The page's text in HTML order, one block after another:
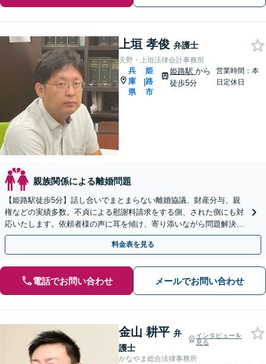
上垣 孝俊 弁護士
天野・上垣法律会計事務所
兵
庫
県
|
姫
路
市
姫路駅から
徒歩5分
営業時間：本
日定休日
親族関係による離婚問題
【姫路駅徒歩5分】話し合いでまとまらない離婚協議、財産分与、親
権などの実績多数。不貞による慰謝料請求をする側、された側にも対
応いたします。依頼者様の声に耳を傾け、寄り添いながら問題解決に
導きます！【初回相談無料】【子連れ相談OK】
料金表を見る
電話でお問い合わせ メールでお問い合わせ
金山 耕平 弁
護士
インタビューを
見る
かなやま総合法律事務所